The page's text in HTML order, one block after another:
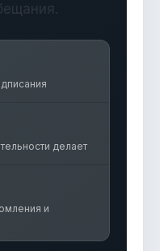
делает
и